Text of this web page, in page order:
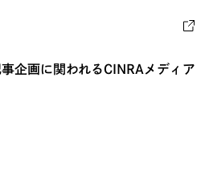
企画に関われるCINRAメディア